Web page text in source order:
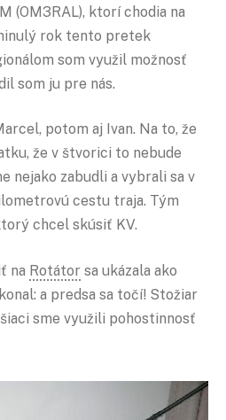
(OM3RAL), ktorí chodia na
rok tento pretek
som využil možnosť
som ju pre nás.
potom aj Ivan. Na to, že
že v štvorici to nebude
nejako zabudli a vybrali sa v
cestu traja. Tým
chcel skúsiť KV.
na Rotátor sa ukázala ako
a predsa sa točí! Stožiar
sme využili pohostinnosť